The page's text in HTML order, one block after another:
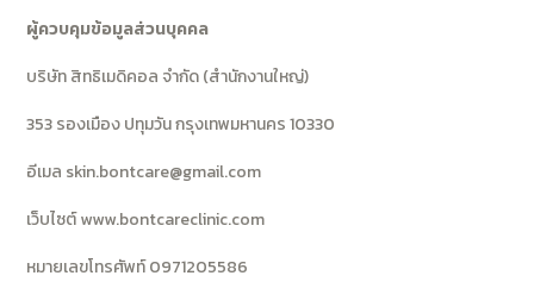
ผู้ควบคุมข้อมูลส่วนบุคคล
บริษัท สิทธิเมดิคอล จำกัด (สำนักงานใหญ่)
353 รองเมือง ปทุมวัน กรุงเทพมหานคร 10330
อีเมล skin.bontcare@gmail.com
เว็บไซต์ www.bontcareclinic.com
หมายเลขโทรศัพท์ 0971205586